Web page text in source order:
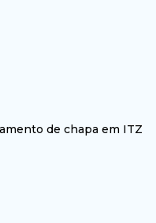
de chapa em ITZ